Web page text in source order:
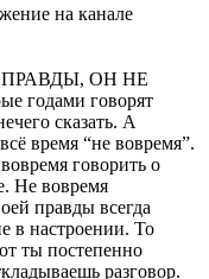
на канале
ОН НЕ
годами говорят
сказать. А
время “не вовремя”.
говорить о
Не вовремя
правды всегда
в настроении. То
ты постепенно
разговор.